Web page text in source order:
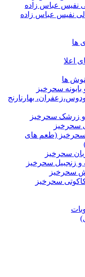
نفیس عباس زاده
نفیس عباس زاده
ها
اعلا
ها
سحرخیز
بهارنارنج
زرشک سحرخیز
سحرخیز
(طعم های
سحرخیز
زنجبیل سحرخیز
سحرخیز
سحرخیز